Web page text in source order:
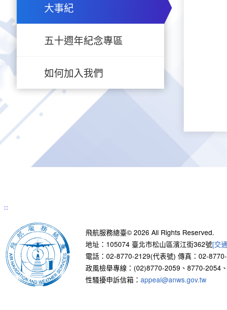
大事紀
五十週年紀念專區
如何加入我們
:::
飛航服務總臺© 2026 All Rights Reserved.
地址：105074 臺北市松山區濱江街362號[交
電話：02-8770-2129(代表號) 傳真：02-
政風檢舉專線：(02)8770-2059、8770-2054
性騷擾申訴信箱： appeal@anws.gov.tw